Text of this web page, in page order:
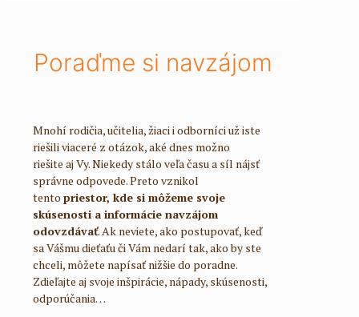
Poraďme si navzájom
Mnohí rodičia, učitelia, žiaci i odborníci už iste
riešili viaceré z otázok, aké dnes možno
riešite aj Vy. Niekedy stálo veľa času a síl nájsť
správne odpovede. Preto vznikol
tento priestor, kde si môžeme svoje
skúsenosti a informácie navzájom
odovzdávať. Ak neviete, ako postupovať, keď
sa Vášmu dieťaťu či Vám nedarí tak, ako by ste
chceli, môžete napísať nižšie do poradne.
Zdieľajte aj svoje inšpirácie, nápady, skúsenosti,
odporúčania…